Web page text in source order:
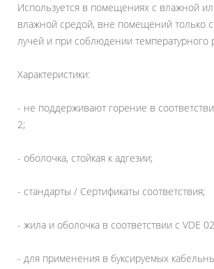
Используется в помещениях с влажной
влажной средой, вне помещений только
лучей и при соблюдении температурного
Характеристики:
- не поддерживают горение в
2;
- оболочка, стойкая к адгезии;
- стандарты / Сертификаты соответствия;
- жила и оболочка в соответствии с VDE
- для применения в буксируемых